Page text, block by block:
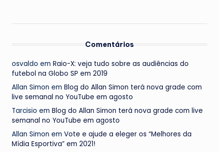
Comentários
osvaldo em Raio-X: veja tudo sobre as audiências do
futebol na Globo SP em 2019
Allan Simon em Blog do Allan Simon terá nova grade com
live semanal no YouTube em agosto
Tarcisio em Blog do Allan Simon terá nova grade com live
semanal no YouTube em agosto
Allan Simon em Vote e ajude a eleger os “Melhores da
Mídia Esportiva” em 2021!